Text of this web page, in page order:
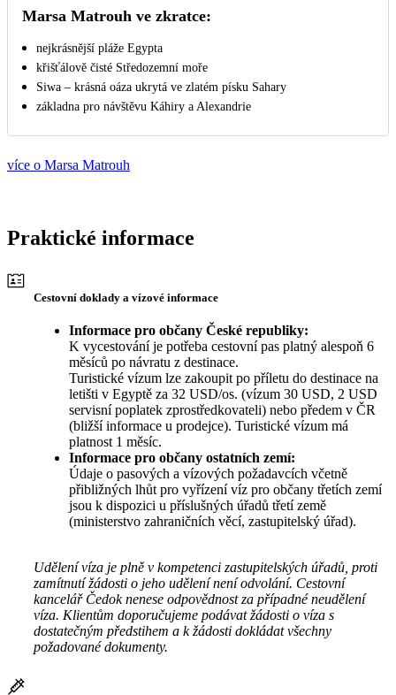
Marsa Matrouh ve zkratce:
nejkrásnější pláže Egypta
křišťálově čisté Středozemní moře
Siwa – krásná oáza ukrytá ve zlatém písku Sahary
základna pro návštěvu Káhiry a Alexandrie
více o Marsa Matrouh
Praktické informace
Cestovní doklady a vízové informace
Informace pro občany České republiky:
K vycestování je potřeba cestovní pas platný alespoň 6
měsíců po návratu z destinace.
Turistické vízum lze zakoupit po příletu do destinace na
letišti v Egyptě za 32 USD/os. (vízum 30 USD, 2 USD
servisní poplatek zprostředkovateli) nebo předem v ČR
(bližší informace u prodejce). Turistické vízum má
platnost 1 měsíc.
Informace pro občany ostatních zemí:
Údaje o pasových a vízových požadavcích včetně
přibližných lhůt pro vyřízení víz pro občany třetích zemí
jsou k dispozici u příslušných úřadů třetí země
(ministerstvo zahraničních věcí, zastupitelský úřad).
Udělení víza je plně v kompetenci zastupitelských úřadů, proti
zamítnutí žádosti o jeho udělení není odvolání. Cestovní
kancelář Čedok nenese odpovědnost za případné neudělení
víza. Klientům doporučujeme podávat žádosti o víza s
dostatečným předstihem a k žádosti dokládat všechny
požadované dokumenty.